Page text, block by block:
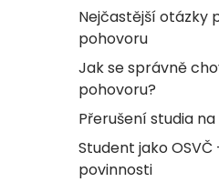
Nejčastější otázky
pohovoru
Jak se správně
pohovoru?
Přerušení studia na
Student jako
povinnosti